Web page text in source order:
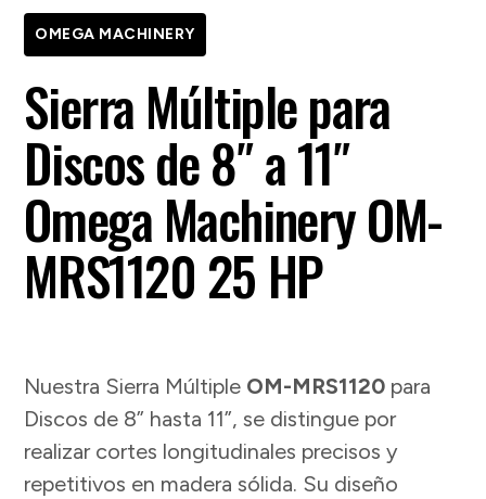
OMEGA MACHINERY
Sierra Múltiple para
Discos de 8″ a 11″
Omega Machinery OM-
MRS1120 25 HP
Nuestra Sierra Múltiple OM-MRS1120 para
Discos de 8” hasta 11”, se distingue por
realizar cortes longitudinales precisos y
repetitivos en madera sólida. Su diseño